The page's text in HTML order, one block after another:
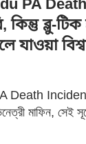
PA
ব্লু-টিক
যাওয়া
মাফিন, সেই